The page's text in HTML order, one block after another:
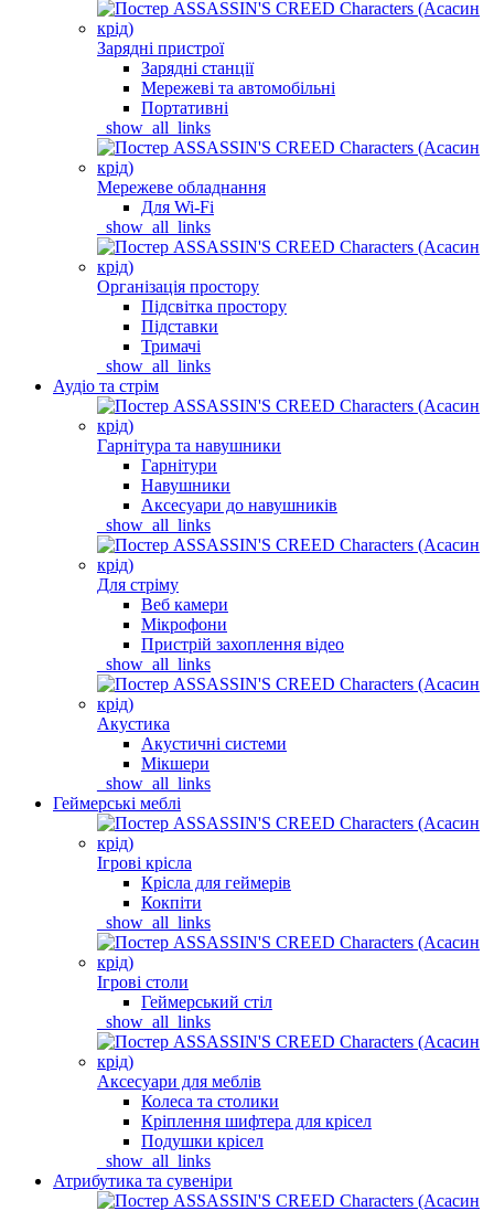
Зарядні пристрої
Зарядні станції
Мережеві та автомобільні
Портативні
_show_all_links
Мережеве обладнання
Для Wi-Fi
_show_all_links
Організація простору
Підсвітка простору
Підставки
Тримачі
_show_all_links
Аудіо та стрім
Гарнітура та навушники
Гарнітури
Навушники
Аксесуари до навушників
_show_all_links
Для стріму
Веб камери
Мікрофони
Пристрій захоплення відео
_show_all_links
Акустика
Акустичні системи
Мікшери
_show_all_links
Геймерські меблі
Ігрові крісла
Крісла для геймерів
Кокпіти
_show_all_links
Ігрові столи
Геймерський стіл
_show_all_links
Аксесуари для меблів
Колеса та столики
Кріплення шифтера для крісел
Подушки крісел
_show_all_links
Атрибутика та сувеніри